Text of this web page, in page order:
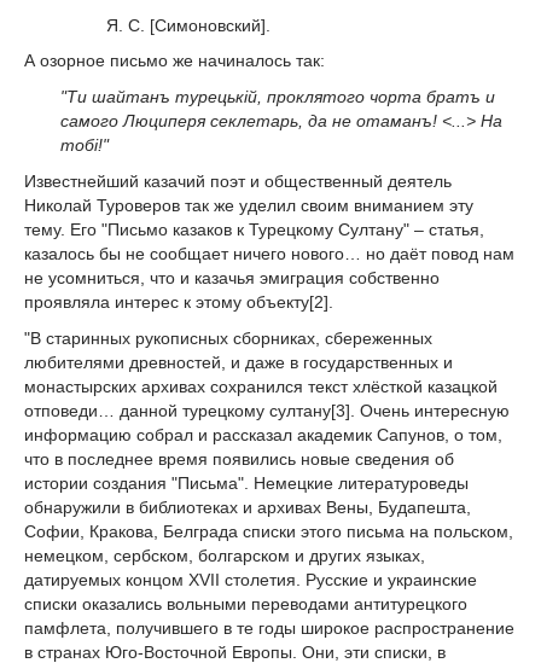
Я. С. [Симоновский].
А озорное письмо же начиналось так:
"Ти шайтанъ турецькiй, проклятого чорта братъ и
самого Люциперя секлетарь, да не отаманъ! <...> На
тобi!"
Известнейший казачий поэт и общественный деятель
Николай Туроверов так же уделил своим вниманием эту
тему. Его "Письмо казаков к Турецкому Султану" – статья,
казалось бы не сообщает ничего нового… но даёт повод нам
не усомниться, что и казачья эмиграция собственно
проявляла интерес к этому объекту[2].
"В старинных рукописных сборниках, сбереженных
любителями древностей, и даже в государственных и
монастырских архивах сохранился текст хлёсткой казацкой
отповеди… данной турецкому султану[3]. Очень интересную
информацию собрал и рассказал академик Сапунов, о том,
что в последнее время появились новые сведения об
истории создания "Письма". Немецкие литературоведы
обнаружили в библиотеках и архивах Вены, Будапешта,
Софии, Кракова, Белграда списки этого письма на польском,
немецком, сербском, болгарском и других языках,
датируемых концом XVII столетия. Русские и украинские
списки оказались вольными переводами антитурецкого
памфлета, получившего в те годы широкое распространение
в странах Юго-Восточной Европы. Они, эти списки, в